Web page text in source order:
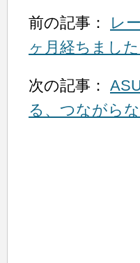
前の記事：
レ
ヶ月経ちました
次の記事：
る、つながら